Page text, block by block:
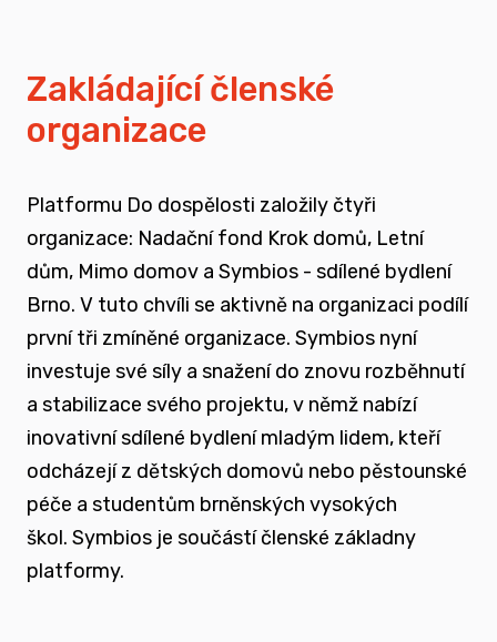
spojovat sílu hlasu nevládního sektoru v
zapojovat se do advokační činnosti, která
souvisí i se změnou legislativy a systému
jako takového
nést a podporovat sílu hlasu těch, kteří
vyrůstali mimo své biologické rodiny
rozvíjet dialog a vést kontruktivní debaty
spojené se změnou systému péče o
podporovat vzdělání a osvětu nejen u
Zakládající členské
organizace
Platformu Do dospělosti založily čtyři
organizace: Nadační fond Krok domů, Letní
dům, Mimo domov a Symbios - sdílené bydlení
Brno. V tuto chvíli se aktivně na organizaci podílí
první tři zmíněné organizace. Symbios nyní
investuje své síly a snažení do znovu rozběhnutí
a stabilizace svého projektu, v němž nabízí
inovativní sdílené bydlení mladým lidem, kteří
odcházejí z dětských domovů nebo pěstounské
péče a studentům brněnských vysokých
škol. Symbios je součástí členské základny
platformy.